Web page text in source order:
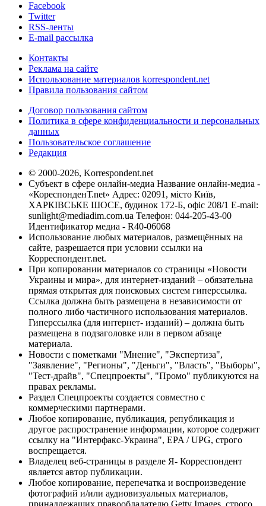
Facebook
Twitter
RSS-ленты
E-mail рассылка
Контакты
Реклама на сайте
Использование материалов korrespondent.net
Правила пользования сайтом
Договор пользования сайтом
Политика в сфере конфиденциальности и персональных
данных
Пользовательское соглашение
Редакция
© 2000-2026, Korrespondent.net
Субъект в сфере онлайн-медиа Название онлайн-медиа -
«КореспонденТ.net» Адрес: 02091, місто Київ,
ХАРКІВСЬКЕ ШОСЕ, будинок 172-Б, офіс 208/1 E-mail:
sunlight@mediadim.com.ua Телефон: 044-205-43-00
Идентификатор медиа - R40-06068
Использование любых материалов, размещённых на
сайте, разрешается при условии ссылки на
Корреспондент.net.
При копировании материалов со страницы «Новости
Украины и мира», для интернет-изданий – обязательна
прямая открытая для поисковых систем гиперссылка.
Ссылка должна быть размещена в независимости от
полного либо частичного использования материалов.
Гиперссылка (для интернет- изданий) – должна быть
размещена в подзаголовке или в первом абзаце
материала.
Новости с пометками "Мнение", "Экспертиза",
"Заявление", "Регионы", "Деньги", "Власть", "Выборы",
"Тест-драйв", "Спецпроекты", "Промо" публикуются на
правах рекламы.
Раздел Спецпроекты создается совместно с
коммерческими партнерами.
Любое копирование, публикация, републикация и
другое распространение информации, которое содержит
ссылку на "Интерфакс-Украина", EPA / UPG, строго
воспрещается.
Владелец веб-страницы в разделе Я- Корреспондент
является автор публикации.
Любое копирование, перепечатка и воспроизведение
фотографий и/или аудиовизуальных материалов,